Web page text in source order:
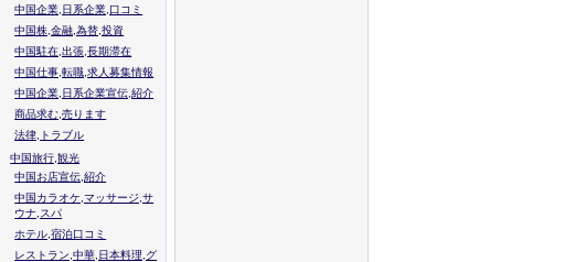
中国企業,日系企業,口コミ
中国株,金融,為替,投資
中国駐在,出張,長期滞在
中国仕事,転職,求人募集情報
中国企業,日系企業宣伝,紹介
商品求む,売ります
法律,トラブル
中国旅行,観光
中国お店宣伝,紹介
中国カラオケ,マッサージ,サ
ウナ,スパ
ホテル,宿泊口コミ
レストラン,中華,日本料理,グ